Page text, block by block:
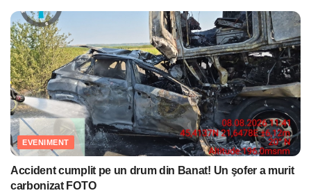
EVENIMENT
Accident cumplit pe un drum din Banat! Un şofer a murit
carbonizat FOTO